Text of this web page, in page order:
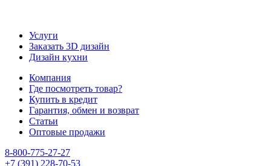
Услуги
Заказать 3D дизайн
Дизайн кухни
Компания
Где посмотреть товар?
Купить в кредит
Гарантия, обмен и возврат
Статьи
Оптовые продажи
8-800-775-27-27
+7 (391) 228-70-53